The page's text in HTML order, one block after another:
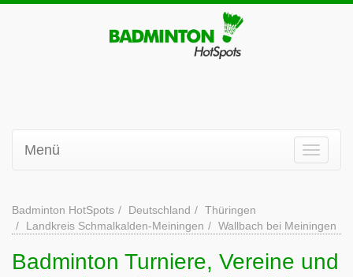
Menü
Badminton HotSpots Deutschland
Thüringen
Landkreis Schmalkalden-Meiningen
Wallbach bei Meiningen
Badminton Turniere, Vereine und